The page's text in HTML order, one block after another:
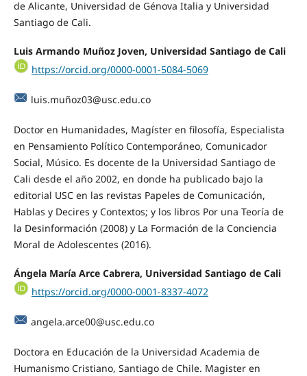
de Alicante, Universidad de Génova Italia y Universidad
Santiago de Cali.
Luis Armando Muñoz Joven, Universidad Santiago de Cali
https://orcid.org/0000-0001-5084-5069
luis.muñoz03@usc.edu.co
Doctor en Humanidades, Magíster en filosofía, Especialista
en Pensamiento Político Contemporáneo, Comunicador
Social, Músico. Es docente de la Universidad Santiago de
Cali desde el año 2002, en donde ha publicado bajo la
editorial USC en las revistas Papeles de Comunicación,
Hablas y Decires y Contextos; y los libros Por una Teoría de
la Desinformación (2008) y La Formación de la Conciencia
Moral de Adolescentes (2016).
Ángela María Arce Cabrera, Universidad Santiago de Cali
https://orcid.org/0000-0001-8337-4072
angela.arce00@usc.edu.co
Doctora en Educación de la Universidad Academia de
Humanismo Cristiano, Santiago de Chile. Magister en